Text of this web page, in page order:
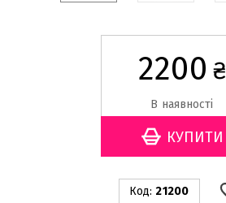
2200 ₴
В наявності
Код: 21200